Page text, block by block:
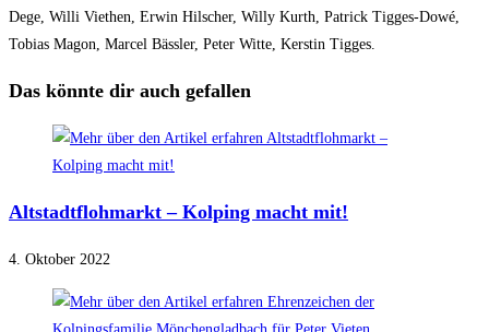
Dege, Willi Viethen, Erwin Hilscher, Willy Kurth, Patrick Tigges-Dowé,
Tobias Magon, Marcel Bässler, Peter Witte, Kerstin Tigges.
Das könnte dir auch gefallen
Altstadtflohmarkt – Kolping macht mit!
4. Oktober 2022